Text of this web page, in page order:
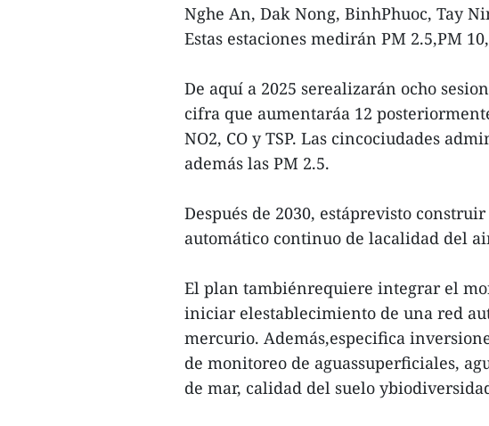
Nghe An, Dak Nong, BinhPhuoc, Tay
Estas estaciones medirán PM 2.5,PM 10,
De aquí a 2025 serealizarán ocho
cifra que aumentaráa 12
NO2, CO y TSP. Las cincociudades
además las PM 2.5.
Después de 2030, estáprevisto
automático continuo de lacalidad del
El plan tambiénrequiere integrar el
iniciar elestablecimiento de una red
mercurio. Además,especifica
de monitoreo de aguassuperficiales,
de mar, calidad del suelo